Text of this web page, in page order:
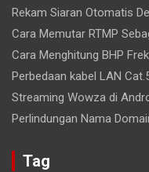
Rekam Siaran Otomatis
Cara Memutar RTMP
Cara Menghitung BHP
Perbedaan kabel LAN
Streaming Wowza di
Perlindungan Nama
Tag